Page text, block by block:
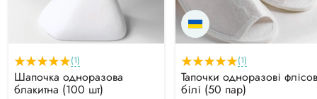
(1)
Шапочка одноразова
блакитна (100 шт)
(1)
Тапочки одноразові
білі (50 пар)